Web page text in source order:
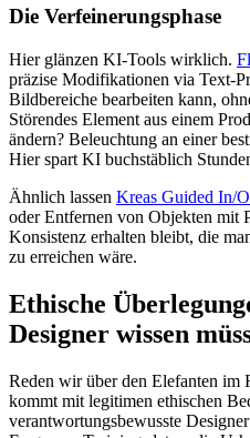
Die Verfeinerungsphase
Hier glänzen KI-Tools wirklich.
präzise Modifikationen via Text-
Bildbereiche bearbeiten kann,
Störendes Element aus einem
ändern? Beleuchtung an einer
Hier spart KI buchstäblich
Ähnlich lassen Kreas Guided In/
oder Entfernen von Objekten mit
Konsistenz erhalten bleibt, die
zu erreichen wäre.
Ethische
Designer wissen
Reden wir über den Elefanten im
kommt mit legitimen ethischen
verantwortungsbewusste